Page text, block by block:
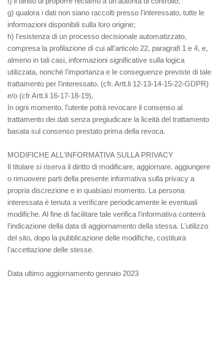
g) qualora i dati non siano raccolti presso l'interessato, tutte le
informazioni disponibili sulla loro origine;
h) l'esistenza di un processo decisionale automatizzato,
compresa la profilazione di cui all'articolo 22, paragrafi 1 e 4, e,
almeno in tali casi, informazioni significative sulla logica
utilizzata, nonché l'importanza e le conseguenze previste di tale
trattamento per l'interessato. (cfr. Artt.li 12-13-14-15-22-GDPR)
e/o (cfr Artt.li 16-17-18-19).
In ogni momento, l'utente potrà revocare il consenso al
trattamento dei dati senza pregiudicare la liceità del trattamento
basata sul consenso prestato prima della revoca.
MODIFICHE ALL'INFORMATIVA SULLA PRIVACY
Il titolare si riserva il diritto di modificare, aggiornare, aggiungere
o rimuovere parti della presente informativa sulla privacy a
propria discrezione e in qualsiasi momento. La persona
interessata è tenuta a verificare periodicamente le eventuali
modifiche. Al fine di facilitare tale verifica l'informativa conterrà
l'indicazione della data di aggiornamento della stessa. L'utilizzo
del sito, dopo la pubblicazione delle modifiche, costituirà
l'accettazione delle stesse.
Data ultimo aggiornamento gennaio 2023